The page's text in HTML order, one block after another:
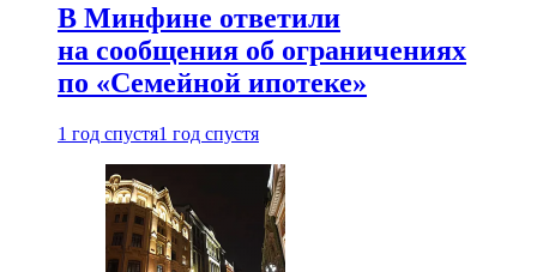
В Минфине ответили
на сообщения об ограничениях
по «Семейной ипотеке»
1 год спустя1 год спустя